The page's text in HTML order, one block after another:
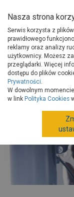
Strona główna
Jak odkręcić
Jak
śrubę? Co
odkręcić –
Nasza strona
Serwis korzysta z
prawidłowego
reklamy oraz analizy
użytkownicy. Możesz
przeglądarki. Więcej
dostępu do plików
Prywatności.
W dowolnym
w link Polityka Cookies